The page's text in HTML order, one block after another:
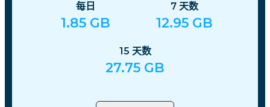
每日
1.85 GB
7 天数
12.95 GB
15 天数
27.75 GB